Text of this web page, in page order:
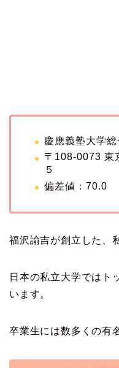
慶應義塾大学
〒108-0073 東
５
偏差値：70.0
福沢諭吉が創立した、
日本の私立大学ではト
います。
卒業生には数多くの有